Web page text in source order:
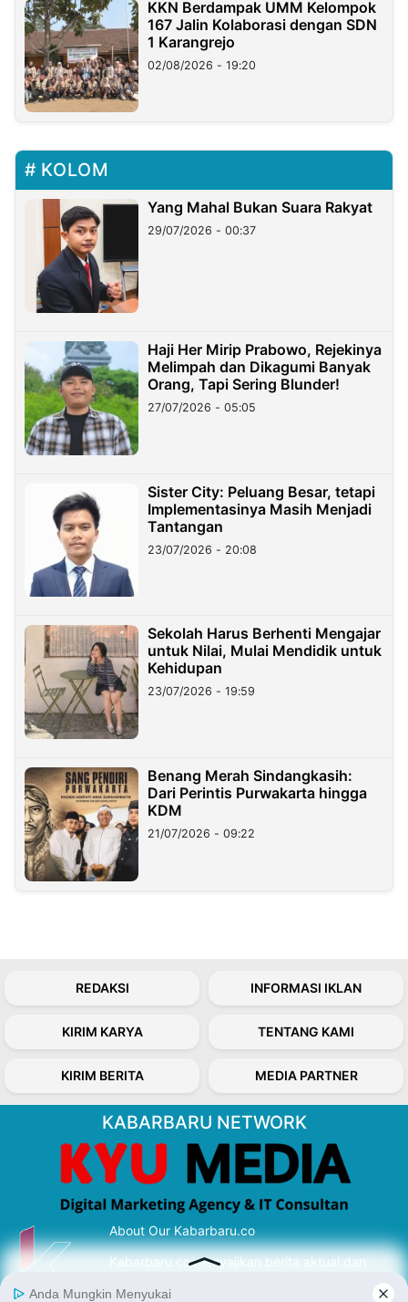
KKN Berdampak UMM Kelompok
167 Jalin Kolaborasi dengan SDN
1 Karangrejo
02/08/2026 - 19:20
KOLOM
Yang Mahal Bukan Suara Rakyat
29/07/2026 - 00:37
Haji Her Mirip Prabowo, Rejekinya
Melimpah dan Dikagumi Banyak
Orang, Tapi Sering Blunder!
27/07/2026 - 05:05
Sister City: Peluang Besar, tetapi
Implementasinya Masih Menjadi
Tantangan
23/07/2026 - 20:08
Sekolah Harus Berhenti Mengajar
untuk Nilai, Mulai Mendidik untuk
Kehidupan
23/07/2026 - 19:59
Benang Merah Sindangkasih:
Dari Perintis Purwakarta hingga
KDM
21/07/2026 - 09:22
REDAKSI INFORMASI IKLAN
KIRIM KARYA TENTANG KAMI
KIRIM BERITA MEDIA PARTNER
KABARBARU NETWORK
About Our Kabarbaru.co
Kabarbaru.co menyajikan berita aktual dan
serta terverifikasi dari sumber yang tepat.